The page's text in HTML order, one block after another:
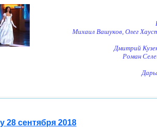
Михаил Вашуков, Олег
Дмитрий
Роман
28 сентября 2018